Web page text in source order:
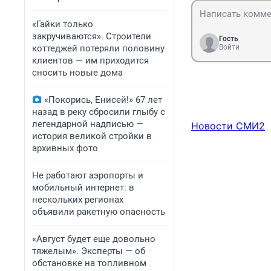
«Гайки только
закручиваются». Строители
коттеджей потеряли половину
клиентов — им приходится
сносить новые дома
«Покорись, Енисей!» 67 лет
назад в реку сбросили глыбу с
легендарной надписью —
история великой стройки в
архивных фото
Не работают аэропорты и
мобильный интернет: в
нескольких регионах
объявили ракетную опасность
«Август будет еще довольно
тяжелым». Эксперты — об
обстановке на топливном
Гость
Войти
Новости СМИ2